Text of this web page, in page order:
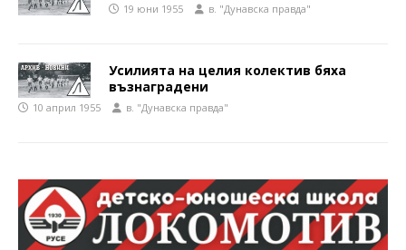
19 юни 1955 в. "Дунавска правда"
Усилията на целия колектив бяха
възнаградени
10 април 1955 в. "Дунавска правда"